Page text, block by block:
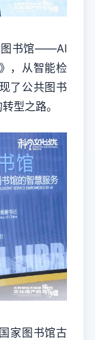
书馆——AI
，从智能检
了公共图书
型之路。
图书馆古